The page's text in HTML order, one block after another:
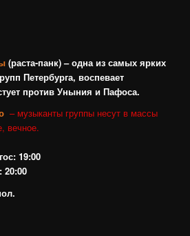
(раста-панк) – одна из самых ярких
Петербурга, воспевает
против Уныния и Пафоса.
– музыканты группы несут в массы
вечное.
19:00
20:00